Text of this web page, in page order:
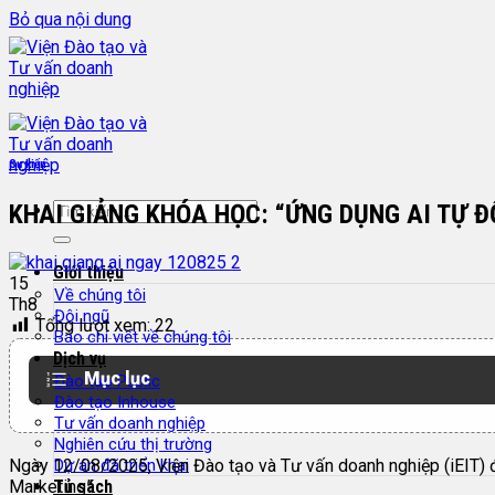
Bỏ qua nội dung
Giới thiệu
Về chúng tôi
Đội ngũ
Báo chí viết về chúng tôi
Dịch vụ
Đào tạo Public
Đào tạo Inhouse
Tư vấn doanh nghiệp
Nghiên cứu thị trường
Dự án đã triển khai
Tủ sách
Sự kiện
KHAI GIẢNG KHÓA HỌC: “ỨNG DỤNG AI TỰ
15
Th8
Tổng lượt xem: 22
Mục lục
Ngày 12/08/2025, Viện Đào tạo và Tư vấn doanh nghiệp
Marketing”.